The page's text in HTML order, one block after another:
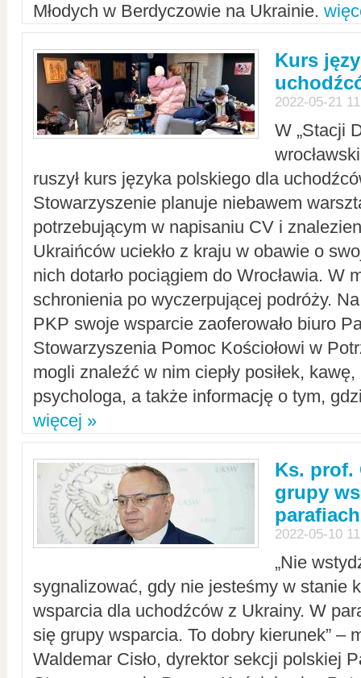
Młodych w Berdyczowie na Ukrainie.
Kurs
2022-05-21
W „Stacji
ruszył kurs języka polskiego dla
Stowarzyszenie planuje niebawem
potrzebującym w napisaniu CV i
Ukraińców uciekło z kraju w obawie o
nich dotarło pociągiem do Wrocławia. W
schronienia po wyczerpującej podróży.
PKP swoje wsparcie zaoferowało biuro
Stowarzyszenia Pomoc Kościołowi w
mogli znaleźć w nim ciepły posiłek,
psychologa, a także informację o tym,
więcej »
Ks. prof.
grupy
parafiach
2022-05-10
„Nie
sygnalizować, gdy nie jesteśmy w stanie
wsparcia dla uchodźców z Ukrainy. W
się grupy wsparcia. To dobry kierunek” –
Waldemar Cisło, dyrektor sekcji polskiej